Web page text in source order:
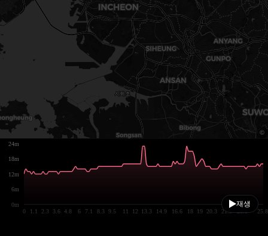
재생
0 1.1 2.3 3.6 4.8 6 7.1 8.3 9.5 11 12 13.3 14.9 16.6 18 19 20.3 21.9 23.5 25.8
0m
6m
12m
18m
24m